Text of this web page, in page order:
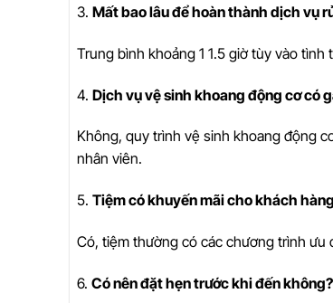
3. Mất bao lâu để hoàn thành dịch vụ
Trung bình khoảng 1 1.5 giờ tùy vào
4. Dịch vụ vệ sinh khoang động cơ có
Không, quy trình vệ sinh khoang động
nhân viên.
5. Tiệm có khuyến mãi cho khách
Có, tiệm thường có các chương trình
6. Có nên đặt hẹn trước khi đến không?